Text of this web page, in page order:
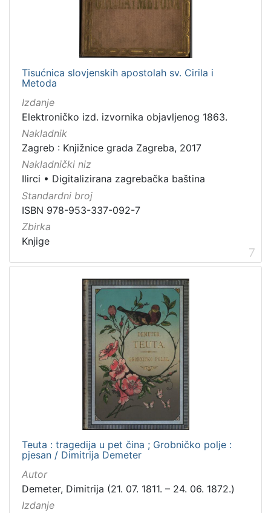
Tisućnica slovjenskih apostolah sv. Cirila i
Metoda
Izdanje
Elektroničko izd. izvornika objavljenog 1863.
Nakladnik
Zagreb : Knjižnice grada Zagreba, 2017
Nakladnički niz
Ilirci • Digitalizirana zagrebačka baština
Standardni broj
ISBN 978-953-337-092-7
Zbirka
Knjige
7
Teuta : tragedija u pet čina ; Grobničko polje :
pjesan / Dimitrija Demeter
Autor
Demeter, Dimitrija (21. 07. 1811. – 24. 06. 1872.)
Izdanje